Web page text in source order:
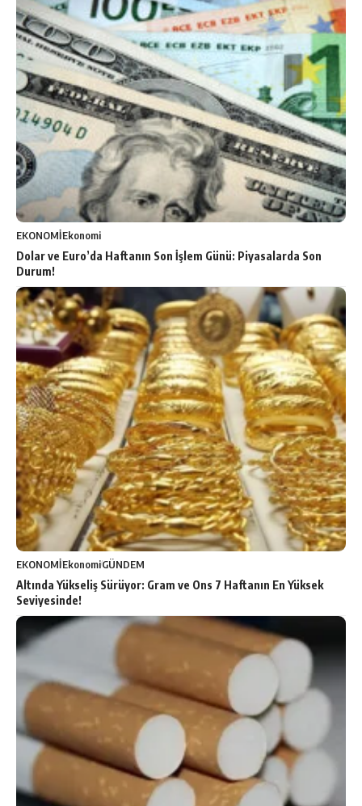
EKONOMİEkonomi
Dolar ve Euro’da Haftanın Son İşlem Günü: Piyasalarda Son
Durum!
EKONOMİEkonomiGÜNDEM
Altında Yükseliş Sürüyor: Gram ve Ons 7 Haftanın En Yüksek
Seviyesinde!